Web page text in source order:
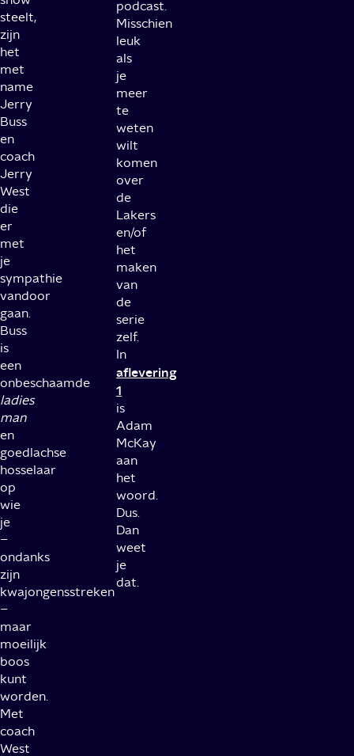
steelt,
zijn
het
met
name
Jerry
Buss
en
coach
Jerry
West
die
er
met
je
sympathie
vandoor
gaan.
Buss
is
een
onbeschaamde
ladies
man
en
goedlachse
hosselaar
op
wie
je
–
ondanks
zijn
kwajongensstreken
–
maar
moeilijk
boos
kunt
worden.
Met
coach
West
podcast.
Misschien
leuk
als
je
meer
te
weten
wilt
komen
over
de
Lakers
en/of
het
maken
van
de
serie
zelf.
In
aflevering
1
is
Adam
McKay
aan
het
woord.
Dus.
Dan
weet
je
dat.